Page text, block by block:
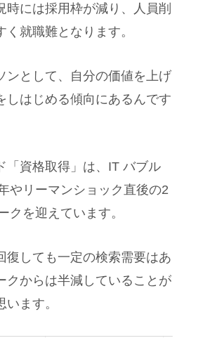
時には採用枠が減り、人員削
就職難となります。
ンとして、自分の価値を上げ
しはじめる傾向にあるんです
「資格取得」は、IT バブル
やリーマンショック直後の2
クを迎えています。
復しても一定の検索需要はあ
クからは半減していることが
ます。